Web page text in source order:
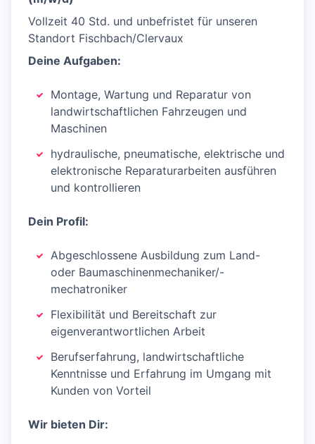
Vollzeit 40 Std. und unbefristet für unseren
Standort Fischbach/Clervaux
Deine Aufgaben:
Montage, Wartung und Reparatur von
landwirtschaftlichen Fahrzeugen und
Maschinen
hydraulische, pneumatische, elektrische und
elektronische Reparaturarbeiten ausführen
und kontrollieren
Dein Profil:
Abgeschlossene Ausbildung zum Land-
oder Baumaschinenmechaniker/-
mechatroniker
Flexibilität und Bereitschaft zur
eigenverantwortlichen Arbeit
Berufserfahrung, landwirtschaftliche
Kenntnisse und Erfahrung im Umgang mit
Kunden von Vorteil
Wir bieten Dir: